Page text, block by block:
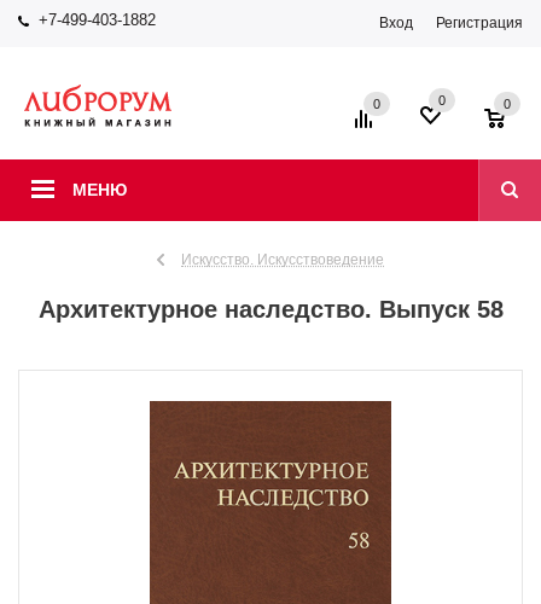
+7-499-403-1882 Вход Регистрация
МЕНЮ
0 0 0
Искусство. Искусствоведение
Архитектурное наследство. Выпуск 58